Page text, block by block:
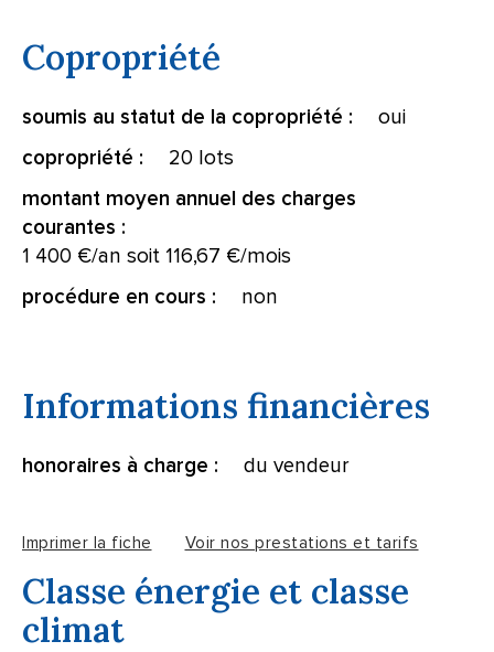
Copropriété
soumis au statut de la copropriété : oui
copropriété : 20 lots
montant moyen annuel des charges
courantes :
1 400 €/an soit 116,67 €/mois
procédure en cours : non
Informations financières
honoraires à charge : du vendeur
Imprimer la fiche Voir nos prestations et tarifs
Classe énergie et classe
climat